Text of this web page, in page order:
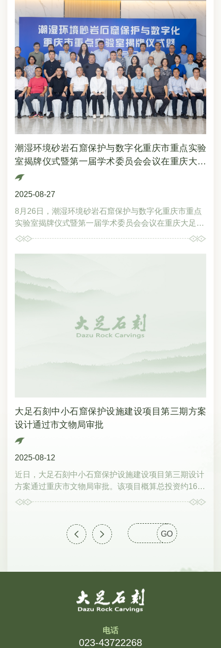
定、高效的“指挥核心”与“动力源泉”；二是织密应急防
线。全面升级消防给水系统、消火栓系统，并配套更新
适配文物场景的防灭火设施，确保火情在初期即可快速
响应、高效处置，最大限度减少灾害影响；三是升级智
能预警。引入高空防火监测系统，结合火灾自动报警系
统形成“空地联动”监测网络，实现对造像区域火情隐患
的实时感知、精准定位与提前预警，从“被动救灾”转
向“主动防险”。该消防升级工程不仅填补了北山摩崖造
像传统安全防护体系的短板，更开创了“科技+文物保
护”的新范式——它既尊重文物保护的特殊性，以“低干
预”技术方案守护造像本体原貌，又依托现代科技提升
的“中国经验”。升级后的消防系统将持续为千年造像“站
岗护航”，让这份镌刻着唐宋文明的珍贵遗产，在安全
的守护中跨越时光，向更多人展现中华文明的深厚底蕴
潮湿环境砂岩石窟保护与数字化重庆市重点实验
室揭牌仪式暨第一届学术委员会会议在重庆大足
成功举行
2025-08-27
8月26日，潮湿环境砂岩石窟保护与数字化重庆市重点
实验室揭牌仪式暨第一届学术委员会会议在重庆大足举
行。重庆市文化和旅游发展委员会（重庆市文物局）二
书，并讲话；大足区政府副区长杨爱民出席揭牌仪式，
宣读实验室聘任文件，并为实验室学术委员会副主任颁
发聘书；重庆市科学技术局基础研究处处长王璞宣读市
室揭牌，并为实验室主任颁发聘书；大足石刻研究院院
长、研究馆员蒋思维参与实验室揭牌，并接受实验室主
任聘书；中国工程院院士、重庆大学教授、校学术委员
会主任刘汉龙，复旦大学教授王金华，兰州大学教授谌
文武，重庆理工大学教授赵明富，长江师范学院党委常
牌仪式暨第一届学术委员会会议。杨桦（右1）为实验
室学术委员会顾问刘汉龙（右3）、王金华（右2）、谌
文武（右4）颁发聘书王皞（右1）为实验室学术委员会
颁发聘书杨爱民（右2）为实验室学术委员会副主任颁
发聘书实验室揭牌，标志着由大足石刻研究院、重庆大
学、重庆邮电大学共同申报创建的潮湿环境砂岩石窟保
地区文化遗产保护领域的一个重要科研平台。蒋思维
究院加强了与重庆大学、重庆邮电大学等高校和科研院
所的合作，依托实验室平台，开展了大足石刻危岩体加
护及科研工作，先后实施了大足石刻千手观音造像抢救
湾柳本尊至观经变段崖壁岩体抢救性保护前期勘察研
究、大足石刻宝顶山三维测绘与数字化工程等20余项重
大文物保护项目，取得了显著成效，有效遏制了大足石
刻的病害，充分发挥了实验室的科技创新驱动和示范引
领作用。大足石刻研究院院长、研究馆员、实验室主任
大足石刻中小石窟保护设施建设项目第三期方案
设计通过市文物局审批
2025-08-12
近日，大足石刻中小石窟保护设施建设项目第三期设计
方案通过重庆市文物局审批。该项目概算总投资约162
3.20万元，计划对区内22处中小石窟开展保护设施建
排水排污、安防设施、环境整治、人行步道、保护标志
碑价值阐释牌等。大足石刻研究院于2020年率先在全国
范围开展中小石窟保护设施示范建设。该项目既是落实
也是重庆市推动川渝石窟寺国家遗址公园和巴蜀文旅走
利用为切入点，致力于打造乡村遗产公园，助力乡村振
兴，让这些隐匿于乡野的文化瑰宝重焕光彩。截至目
处。本次三期项目建设完成后，全区68处市级、区级中
小石窟保护设施建设宣告全部完成。
GO
电话
023-43722268